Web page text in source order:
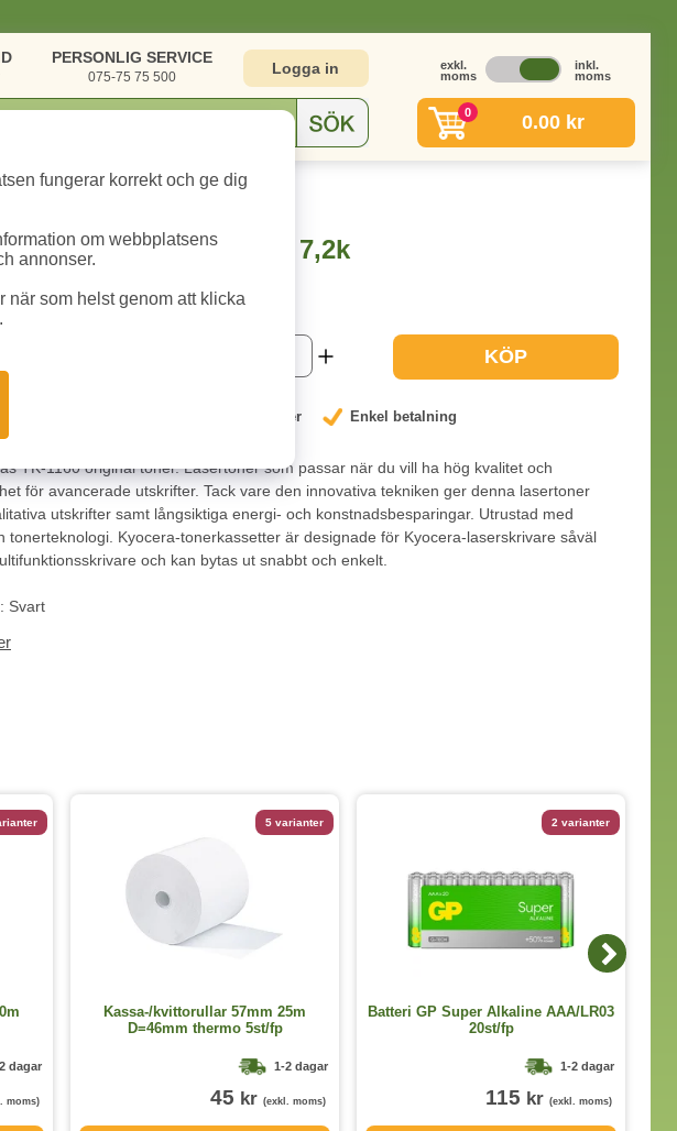
PERSONLIG SERVICE
075-75 75 500 Logga in
exkl.
moms
inkl.
moms
0 0.00 kr
Tonyer Kyocera TK-1160 sv 7,2k
Kyocera TK-1160 sv 7,2k
Enhet:1 st 1-2 dagar
KÖP
Garanterat låga priser Enkel betalning
TK-1160 original toner. Lasertoner som passar när du vill ha hög kvalitet och
för avancerade utskrifter. Tack vare den innovativa tekniken ger denna lasertoner
utskrifter samt långsiktiga energi- och konstnadsbesparingar. Utrustad med
tonerteknologi. Kyocera-tonerkassetter är designade för Kyocera-laserskrivare såväl
och kan bytas ut snabbt och enkelt.
Svart
x 14,8 x 10 cm
dagar
moms)
5 varianter
Kassa-/kvittorullar 57mm 25m
D=46mm thermo 5st/fp
1-2 dagar
45 kr (exkl. moms)
2 varianter
Batteri GP Super Alkaline AAA/LR03
20st/fp
1-2 dagar
115 kr (exkl. moms)
fungerar korrekt och ge dig
om webbplatsens
annonser.
när som helst genom att klicka